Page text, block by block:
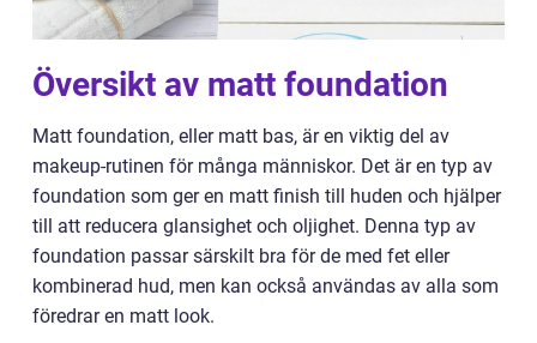
Översikt av matt foundation
Matt foundation, eller matt bas, är en viktig del av
makeup-rutinen för många människor. Det är en typ av
foundation som ger en matt finish till huden och hjälper
till att reducera glansighet och oljighet. Denna typ av
foundation passar särskilt bra för de med fet eller
kombinerad hud, men kan också användas av alla som
föredrar en matt look.